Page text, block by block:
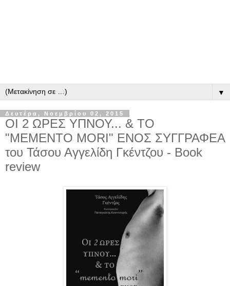
▼
Δευτέρα, Νοεμβρίου 02, 2015
ΟΙ 2 ΩΡΕΣ ΥΠΝΟΥ... & ΤΟ
"MEMENTO MORI" ΕΝΟΣ ΣΥΓΓΡΑΦΕΑ
του Τάσου Αγγελίδη Γκέντζου - Book
review